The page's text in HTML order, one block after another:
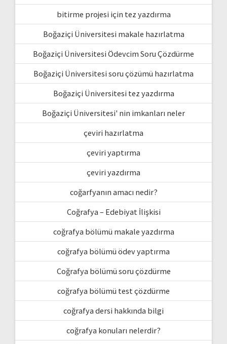
bitirme projesi için tez yazdırma
Boğaziçi Üniversitesi makale hazırlatma
Boğaziçi Üniversitesi Ödevcim Soru Çözdürme
Boğaziçi Üniversitesi soru çözümü hazırlatma
Boğaziçi Üniversitesi tez yazdırma
Boğaziçi Üniversitesi' nin imkanları neler
çeviri hazırlatma
çeviri yaptırma
çeviri yazdırma
coğarfyanın amacı nedir?
Coğrafya – Edebiyat İlişkisi
coğrafya bölümü makale yazdırma
coğrafya bölümü ödev yaptırma
Coğrafya bölümü soru çözdürme
coğrafya bölümü test çözdürme
coğrafya dersi hakkında bilgi
coğrafya konuları nelerdir?